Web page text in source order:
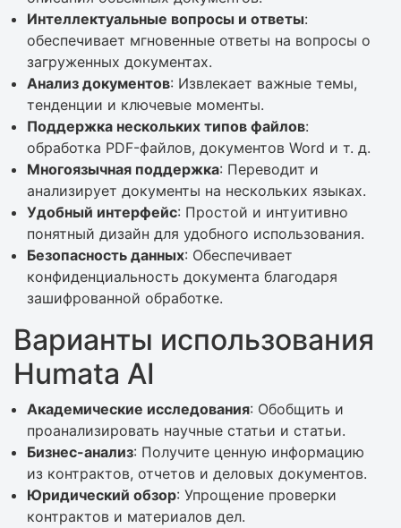
Интеллектуальные вопросы и ответы:
обеспечивает мгновенные ответы на вопросы о
загруженных документах.
Анализ документов: Извлекает важные темы,
тенденции и ключевые моменты.
Поддержка нескольких типов файлов:
обработка PDF-файлов, документов Word и т. д.
Многоязычная поддержка: Переводит и
анализирует документы на нескольких языках.
Удобный интерфейс: Простой и интуитивно
понятный дизайн для удобного использования.
Безопасность данных: Обеспечивает
конфиденциальность документа благодаря
зашифрованной обработке.
Варианты использования
Humata AI
Академические исследования: Обобщить и
проанализировать научные статьи и статьи.
Бизнес-анализ: Получите ценную информацию
из контрактов, отчетов и деловых документов.
Юридический обзор: Упрощение проверки
контрактов и материалов дел.